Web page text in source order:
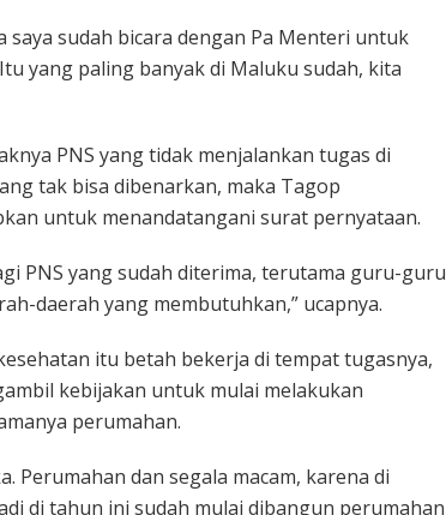
saya sudah bicara dengan Pa Menteri untuk
yang paling banyak di Maluku sudah, kita
PNS yang tidak menjalankan tugas di
tak bisa dibenarkan, maka Tagop
untuk menandatangani surat pernyataan.
PNS yang sudah diterima, terutama guru-guru
daerah yang membutuhkan,” ucapnya.
itu betah bekerja di tempat tugasnya,
kebijakan untuk mulai melakukan
perumahan.
Perumahan dan segala macam, karena di
di tahun ini sudah mulai dibangun perumahan